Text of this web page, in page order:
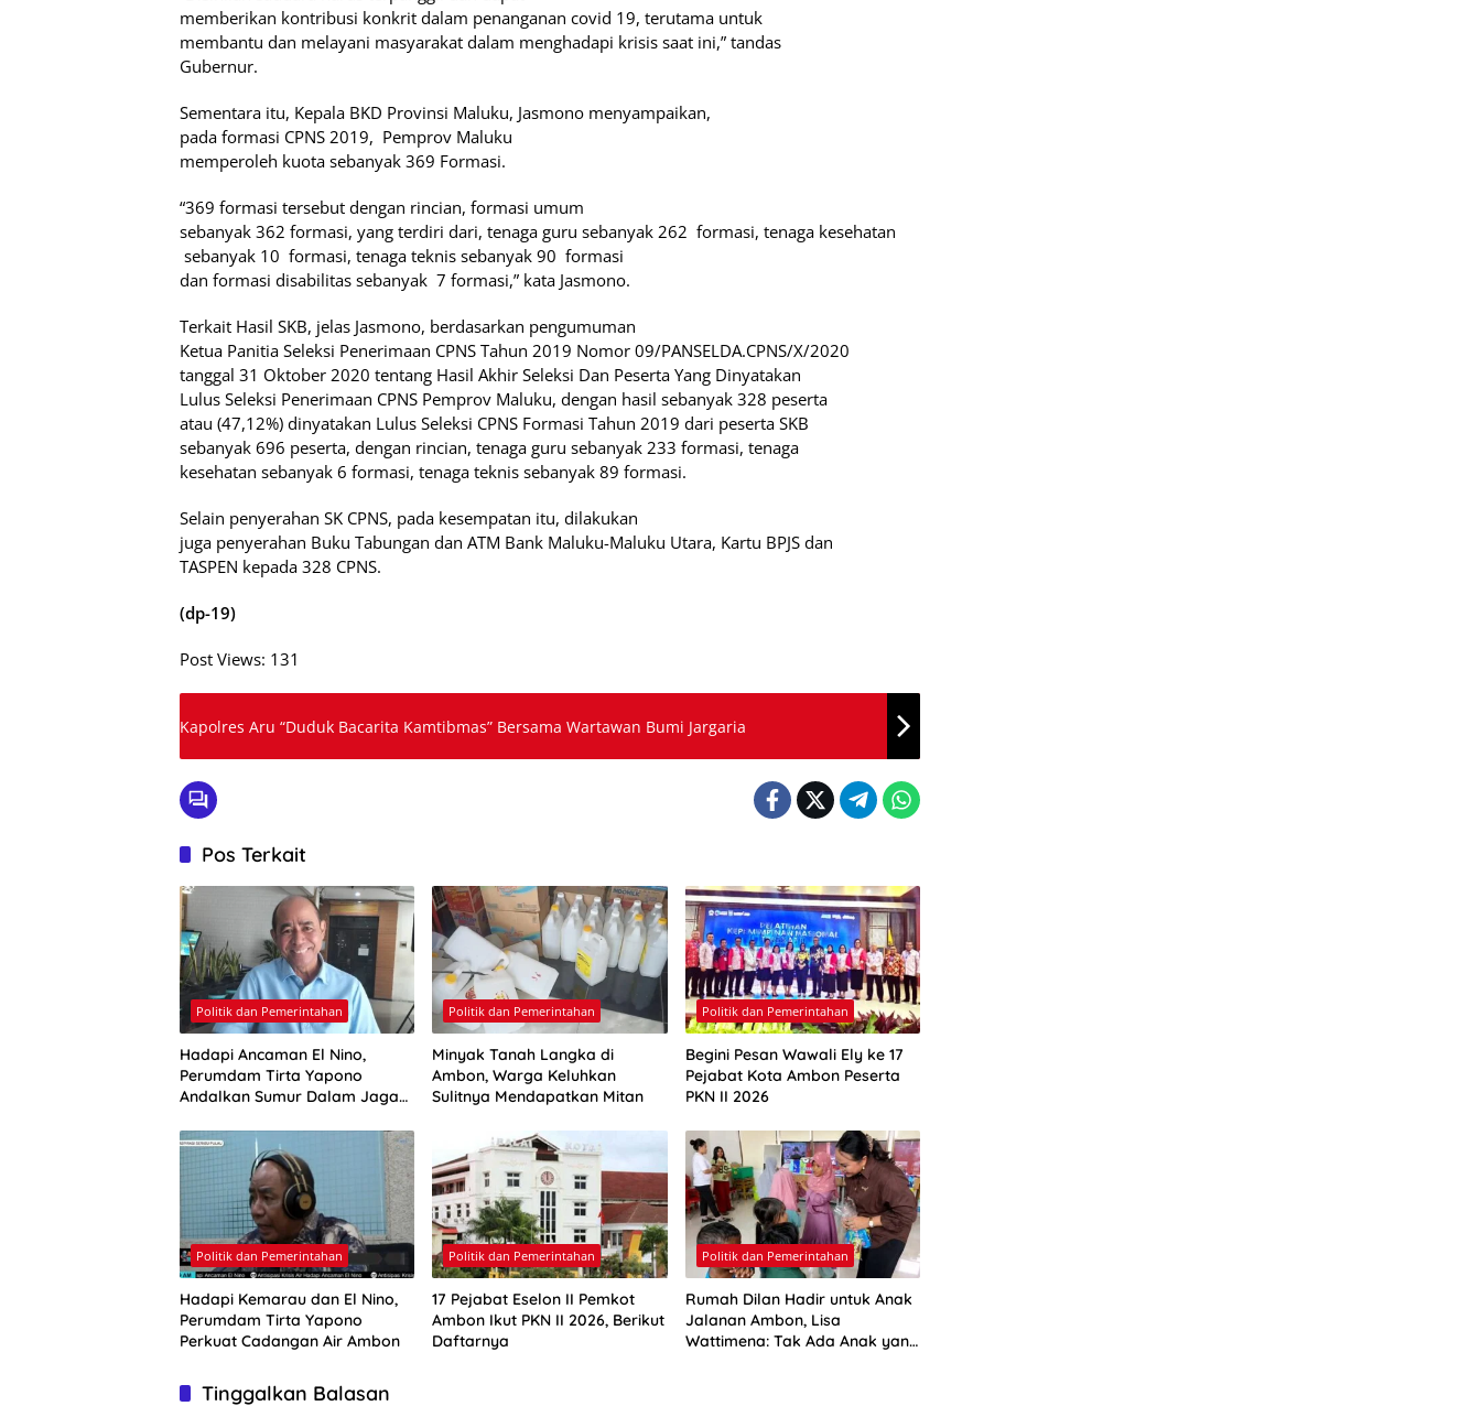
memberikan kontribusi konkrit dalam penanganan covid 19, terutama untuk
membantu dan melayani masyarakat dalam menghadapi krisis saat ini,” tandas
Gubernur.
Sementara itu, Kepala BKD Provinsi Maluku, Jasmono menyampaikan,
pada formasi CPNS 2019, Pemprov Maluku
memperoleh kuota sebanyak 369 Formasi.
“369 formasi tersebut dengan rincian, formasi umum
sebanyak 362 formasi, yang terdiri dari, tenaga guru sebanyak 262 formasi, tenaga kesehatan
sebanyak 10 formasi, tenaga teknis sebanyak 90 formasi
dan formasi disabilitas sebanyak 7 formasi,” kata Jasmono.
Terkait Hasil SKB, jelas Jasmono, berdasarkan pengumuman
Ketua Panitia Seleksi Penerimaan CPNS Tahun 2019 Nomor 09/PANSELDA.CPNS/X/2020
tanggal 31 Oktober 2020 tentang Hasil Akhir Seleksi Dan Peserta Yang Dinyatakan
Lulus Seleksi Penerimaan CPNS Pemprov Maluku, dengan hasil sebanyak 328 peserta
atau (47,12%) dinyatakan Lulus Seleksi CPNS Formasi Tahun 2019 dari peserta SKB
sebanyak 696 peserta, dengan rincian, tenaga guru sebanyak 233 formasi, tenaga
kesehatan sebanyak 6 formasi, tenaga teknis sebanyak 89 formasi.
Selain penyerahan SK CPNS, pada kesempatan itu, dilakukan
juga penyerahan Buku Tabungan dan ATM Bank Maluku-Maluku Utara, Kartu BPJS dan
TASPEN kepada 328 CPNS.
(dp-19)
Post Views: 131
Kapolres Aru “Duduk Bacarita Kamtibmas” Bersama Wartawan Bumi Jargaria
Pos Terkait
Politik dan Pemerintahan
Hadapi Ancaman El Nino,
Perumdam Tirta Yapono
Andalkan Sumur Dalam Jaga
Politik dan Pemerintahan
Minyak Tanah Langka di
Ambon, Warga Keluhkan
Sulitnya Mendapatkan Mitan
Politik dan Pemerintahan
Begini Pesan Wawali Ely ke 17
Pejabat Kota Ambon Peserta
PKN II 2026
Politik dan Pemerintahan
Hadapi Kemarau dan El Nino,
Perumdam Tirta Yapono
Perkuat Cadangan Air Ambon
Politik dan Pemerintahan
17 Pejabat Eselon II Pemkot
Ambon Ikut PKN II 2026, Berikut
Daftarnya
Politik dan Pemerintahan
Rumah Dilan Hadir untuk Anak
Jalanan Ambon, Lisa
Wattimena: Tak Ada Anak yang
Tinggalkan Balasan